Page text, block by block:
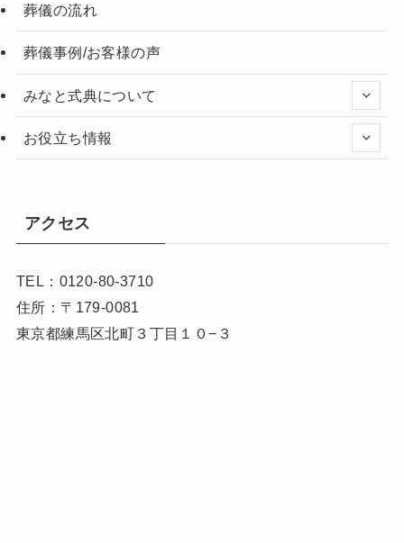
葬儀の流れ
葬儀事例/お客様の声
みなと式典について
お役立ち情報
アクセス
TEL：0120-80-3710
住所：〒179-0081
東京都練馬区北町３丁目１０−３